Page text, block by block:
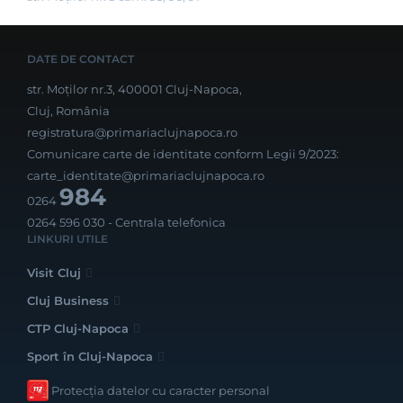
DATE DE CONTACT
str. Moților nr.3, 400001 Cluj-Napoca,
Cluj, România
registratura@primariaclujnapoca.ro
Comunicare carte de identitate conform Legii 9/2023:
carte_identitate@primariaclujnapoca.ro
0264984
0264 596 030 - Centrala telefonica
LINKURI UTILE
Visit Cluj
Cluj Business
CTP Cluj-Napoca
Sport în Cluj-Napoca
Protecția datelor cu caracter personal